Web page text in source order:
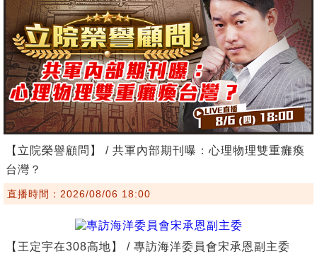
【立院榮譽顧問】 / 共軍內部期刊曝：心理物理雙重癱瘓
台灣？
直播時間：2026/08/06 18:00
【王定宇在308高地】 / 專訪海洋委員會宋承恩副主委